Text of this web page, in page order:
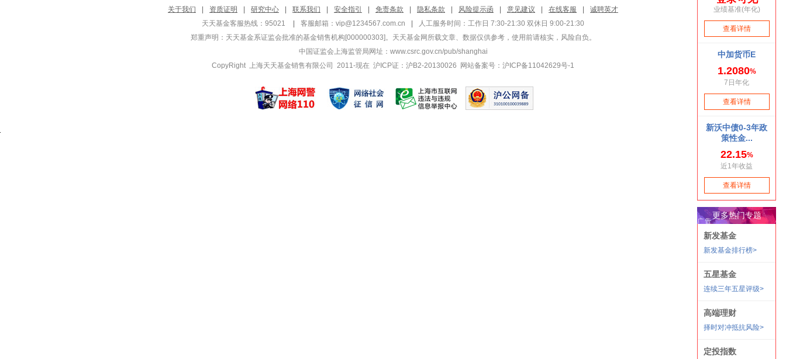
关于我们
资质证明 研究中心 联系我们 安全指引 免责条款 隐私条款 风险提示函 意见建议 在线客服
诚聘英才
天天基金客服热线：95021
客服邮箱： vip@1234567.com.cn
人工服务时间：工作日 7:30-21:30 双休日 9:00-21:30
郑重声明： 天天基金系证监会批准的基金销售机构[000000303]。天天基金网所载文章、数据仅供参考，使用前请核实，风险自负。
中国证监会上海监管局网址： www.csrc.gov.cn/pub/shanghai
CopyRight 上海天天基金销售有限公司 2011-现在 沪ICP证：沪B2-20130026
网站备案号：沪ICP备11042629号-1